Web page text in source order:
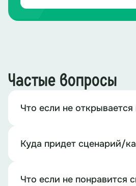
Частые вопросы
Что если не открывается
Куда придет сценарий/
Что если не понравится